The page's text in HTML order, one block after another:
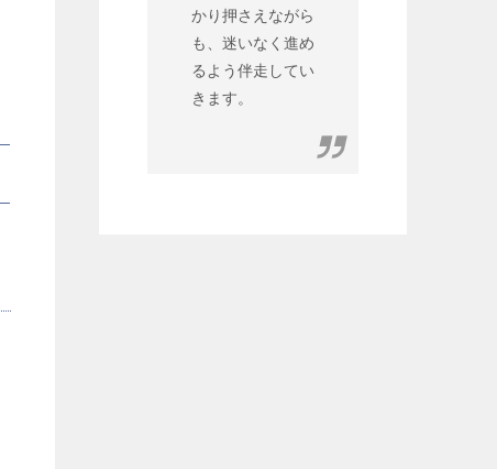
かり押さえながら
も、迷いなく進め
るよう伴走してい
きます。